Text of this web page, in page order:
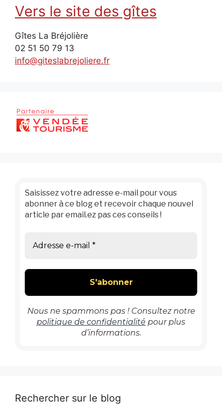
Vers le site des gîtes
Gîtes La Bréjolière
02 51 50 79 13
info@giteslabrejoliere.fr
Saisissez votre adresse e-mail pour vous
abonner à ce blog et recevoir chaque nouvel
article par email.ez pas ces conseils !
Nous ne spammons pas ! Consultez notre
politique de confidentialité pour plus
d’informations.
Rechercher sur le blog